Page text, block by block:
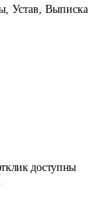
доступны
Устав, Выписка